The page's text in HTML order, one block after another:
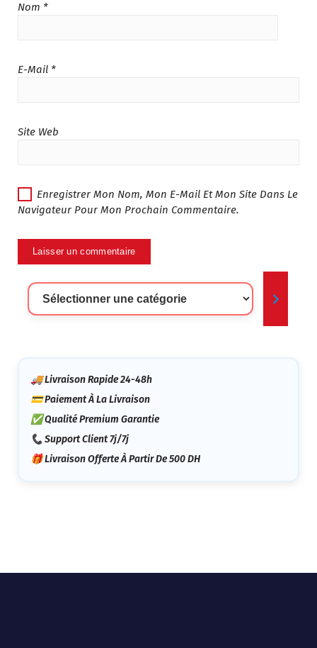
Nom *
E-Mail *
Site Web
Enregistrer Mon Nom, Mon E-Mail Et Mon Site Dans Le
Navigateur Pour Mon Prochain Commentaire.
Sélectionner
🚚 Livraison Rapide 24-48h
💳 Paiement À La Livraison
✅ Qualité Premium Garantie
📞 Support Client 7j/7j
🎁 Livraison Offerte À Partir De 500 DH